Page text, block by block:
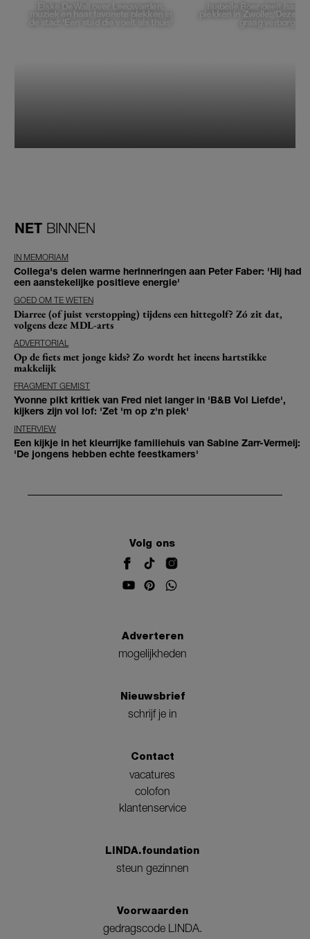
Elske DeWall over Leeuwarden,
muziek en haar favoriete plekken in
de stad: 'Een stad die voelt als thuis'
Isabelle Boer deelt haar
plekken in Zwolle: 'Deze
graag verborgen'
NET BINNEN
IN MEMORIAM
Collega's delen warme herinneringen aan Peter Faber: 'Hij had
een aanstekelijke positieve energie'
GOED OM TE WETEN
Diarree (of juist verstopping) tijdens een hittegolf? Zó zit dat,
volgens deze MDL-arts
ADVERTORIAL
Op de fiets met jonge kids? Zo wordt het ineens hartstikke
makkelijk
FRAGMENT GEMIST
Yvonne pikt kritiek van Fred niet langer in 'B&B Vol Liefde',
kijkers zijn vol lof: 'Zet 'm op z'n plek'
INTERVIEW
Een kijkje in het kleurrijke familiehuis van Sabine Zarr-Vermeij:
'De jongens hebben echte feestkamers'
Volg ons
Adverteren
mogelijkheden
Nieuwsbrief
schrijf je in
Contact
vacatures
colofon
klantenservice
LINDA.foundation
steun gezinnen
Voorwaarden
gedragscode LINDA.